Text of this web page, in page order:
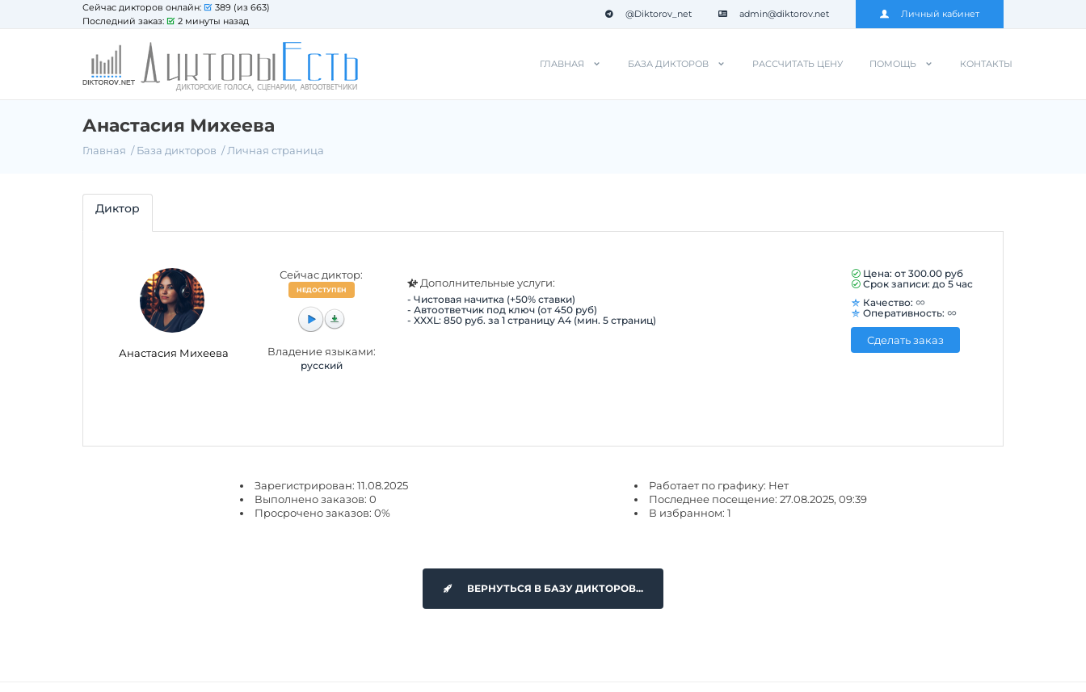
Сейчас дикторов онлайн:
389 (из 663)
Последний заказ:
2 минуты назад
@Diktorov_net admin@diktorov.net Личный кабинет
ГЛАВНАЯ БАЗА ДИКТОРОВ РАССЧИТАТЬ ЦЕНУ ПОМОЩЬ КОНТАКТЫ
Анастасия Михеева
Главная База дикторов Личная страница
Диктор
Анастасия Михеева
Сейчас диктор:
НЕДОСТУПЕН
Владение языками:
русский
Цена: от 300.00 руб
Срок записи: до 5 час
Качество:
Оперативность:
Сделать заказ
Дополнительные услуги:
- Чистовая начитка (+50% ставки)
- Автоответчик под ключ (от 450 руб)
- XXXL: 850 руб. за 1 страницу А4 (мин. 5 страниц)
Зарегистрирован: 11.08.2025
Выполнено заказов: 0
Просрочено заказов: 0%
Работает по графику: Нет
Последнее посещение: 27.08.2025, 09:39
В избранном: 1
ВЕРНУТЬСЯ В БАЗУ ДИКТОРОВ...